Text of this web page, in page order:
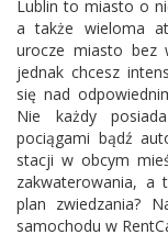
Lublin to miasto o
a także wieloma
urocze miasto bez
jednak chcesz
się nad
Nie każdy
pociągami bądź
stacji w obcym
zakwaterowania, a
plan zwiedzania?
samochodu w